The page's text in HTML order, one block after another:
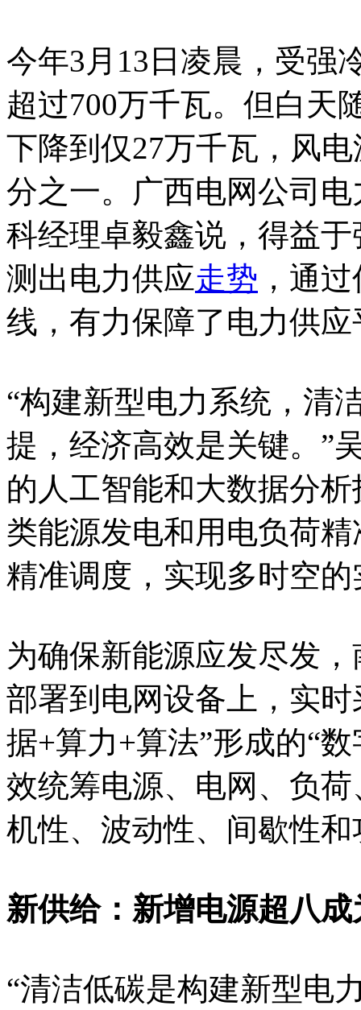
今年3月13日凌晨，受强
超过700万千瓦。但白天
下降到仅27万千瓦，风
分之一。广西电网公司
科经理卓毅鑫说，得益
测出电力供应走势 ，通
线，有力保障了电力供
“构建新型电力系统，清
提，经济高效是关键。”
的人工智能和大数据分
类能源发电和用电负荷
精准调度，实现多时空
为确保新能源应发尽发
部署到电网设备上，实
据+算力+算法”形成的“
效统筹电源、电网、负
机性、波动性、间歇性
新供给：新增电源超八
“清洁低碳是构建新型电